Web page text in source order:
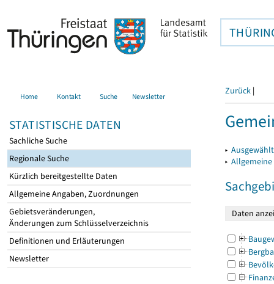
Home Kontakt Suche Newsletter
STATISTISCHE DATEN
Sachliche Suche
Regionale Suche
Kürzlich bereitgestellte Daten
Allgemeine Angaben, Zuordnungen
Gebietsveränderungen,
Änderungen zum Schlüsselverzeichnis
Definitionen und Erläuterungen
Newsletter
Zurück |
▸
▸